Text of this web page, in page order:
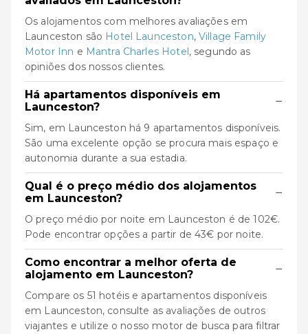
Os alojamentos com melhores avaliações em
Launceston são Hotel Launceston, Village Family
Motor Inn e Mantra Charles Hotel, segundo as
opiniões dos nossos clientes.
Há apartamentos disponíveis em
Launceston?
−
Sim, em Launceston há 9 apartamentos disponíveis.
São uma excelente opção se procura mais espaço e
autonomia durante a sua estadia.
Qual é o preço médio dos alojamentos
em Launceston?
−
O preço médio por noite em Launceston é de 102€.
Pode encontrar opções a partir de 43€ por noite.
Como encontrar a melhor oferta de
alojamento em Launceston?
−
Compare os 51 hotéis e apartamentos disponíveis
em Launceston, consulte as avaliações de outros
viajantes e utilize o nosso motor de busca para filtrar